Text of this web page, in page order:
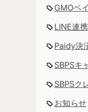
GMOペ
LINE連携
Paidy決
SBPSキ
SBPSク
お知らせ